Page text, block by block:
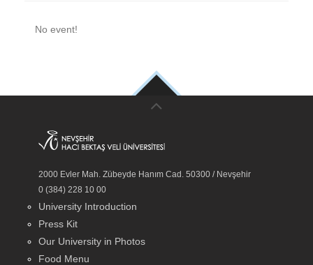
No event!
2000 Evler Mah. Zübeyde Hanım Cad. 50300 / Nevşehir
0 (384) 228 10 00
University Introduction
Press Kit
Our University in Photos
Food Menu